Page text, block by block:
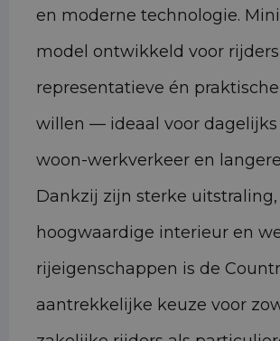
en moderne technologie.
model ontwikkeld voor
representatieve én
willen — ideaal voor
woon-werkverkeer en
Dankzij zijn sterke uitstraling,
hoogwaardige interieur en
rijeigenschappen is de
aantrekkelijke keuze voor